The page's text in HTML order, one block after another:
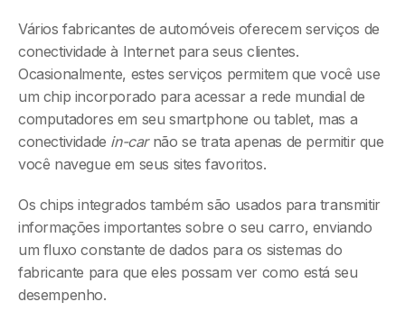
Vários fabricantes de automóveis oferecem serviços de
conectividade à Internet para seus clientes.
Ocasionalmente, estes serviços permitem que você use
um chip incorporado para acessar a rede mundial de
computadores em seu smartphone ou tablet, mas a
conectividade in-carnão se trata apenas de permitir que
você navegue em seus sites favoritos.
Os chips integrados também são usados para transmitir
informações importantes sobre o seu carro, enviando
um fluxo constante de dados para os sistemas do
fabricante para que eles possam ver como está seu
desempenho.